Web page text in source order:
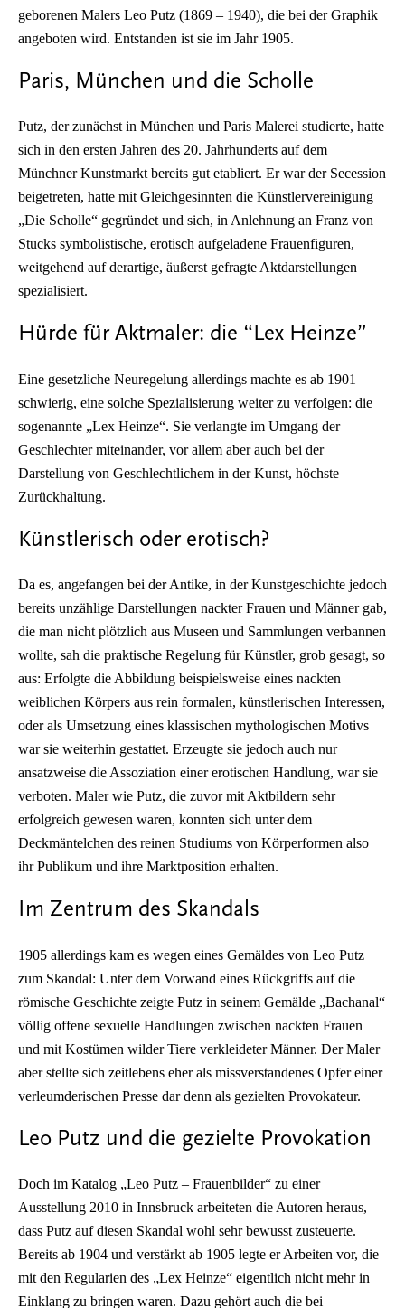
geborenen Malers Leo Putz (1869 – 1940), die bei der Graphik
angeboten wird. Entstanden ist sie im Jahr 1905.
Paris, München und die Scholle
Putz, der zunächst in München und Paris Malerei studierte, hatte
sich in den ersten Jahren des 20. Jahrhunderts auf dem
Münchner Kunstmarkt bereits gut etabliert. Er war der Secession
beigetreten, hatte mit Gleichgesinnten die Künstlervereinigung
„Die Scholle“ gegründet und sich, in Anlehnung an Franz von
Stucks symbolistische, erotisch aufgeladene Frauenfiguren,
weitgehend auf derartige, äußerst gefragte Aktdarstellungen
spezialisiert.
Hürde für Aktmaler: die “Lex Heinze”
Eine gesetzliche Neuregelung allerdings machte es ab 1901
schwierig, eine solche Spezialisierung weiter zu verfolgen: die
sogenannte „Lex Heinze“. Sie verlangte im Umgang der
Geschlechter miteinander, vor allem aber auch bei der
Darstellung von Geschlechtlichem in der Kunst, höchste
Zurückhaltung.
Künstlerisch oder erotisch?
Da es, angefangen bei der Antike, in der Kunstgeschichte jedoch
bereits unzählige Darstellungen nackter Frauen und Männer gab,
die man nicht plötzlich aus Museen und Sammlungen verbannen
wollte, sah die praktische Regelung für Künstler, grob gesagt, so
aus: Erfolgte die Abbildung beispielsweise eines nackten
weiblichen Körpers aus rein formalen, künstlerischen Interessen,
oder als Umsetzung eines klassischen mythologischen Motivs
war sie weiterhin gestattet. Erzeugte sie jedoch auch nur
ansatzweise die Assoziation einer erotischen Handlung, war sie
verboten. Maler wie Putz, die zuvor mit Aktbildern sehr
erfolgreich gewesen waren, konnten sich unter dem
Deckmäntelchen des reinen Studiums von Körperformen also
ihr Publikum und ihre Marktposition erhalten.
Im Zentrum des Skandals
1905 allerdings kam es wegen eines Gemäldes von Leo Putz
zum Skandal: Unter dem Vorwand eines Rückgriffs auf die
römische Geschichte zeigte Putz in seinem Gemälde „Bachanal“
völlig offene sexuelle Handlungen zwischen nackten Frauen
und mit Kostümen wilder Tiere verkleideter Männer. Der Maler
aber stellte sich zeitlebens eher als missverstandenes Opfer einer
verleumderischen Presse dar denn als gezielten Provokateur.
Leo Putz und die gezielte Provokation
Doch im Katalog „Leo Putz – Frauenbilder“ zu einer
Ausstellung 2010 in Innsbruck arbeiteten die Autoren heraus,
dass Putz auf diesen Skandal wohl sehr bewusst zusteuerte.
Bereits ab 1904 und verstärkt ab 1905 legte er Arbeiten vor, die
mit den Regularien des „Lex Heinze“ eigentlich nicht mehr in
Einklang zu bringen waren. Dazu gehört auch die bei